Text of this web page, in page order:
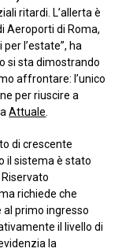
ritardi. L’allerta è
Aeroporti di Roma,
l’estate”, ha
si sta dimostrando
affrontare: l’unico
per riuscire a
Attuale
di crescente
il sistema è stato
richiede che
primo ingresso
il livello di
la